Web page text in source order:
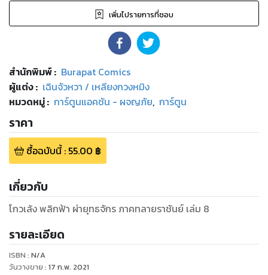
เพิ่มไปรายการที่ชอบ
สำนักพิมพ์: Burapat Comics
ผู้แต่ง : เฉินจัวหวา / เหลียงกวงหมิง
หมวดหมู่: การ์ตูนแอคชัน - ผจญภัย, การ์ตูน
ราคา
ซื้อฉบับนี้: 55.00 ฿
เกี่ยวกับ
รายละเอียด
ISBN : N/A
วันวางขาย : 17 ก.พ. 2021